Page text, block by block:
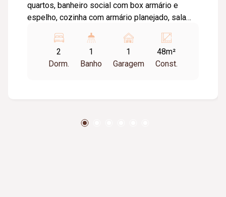
quartos, banheiro social com box armário e
espelho, cozinha com armário planejado, sala
para lavanderia, 01 vaga de garagem. Taxa de
condomínio incluso.
2
Dorm.
1
Banho
1
Garagem
48m²
Const.